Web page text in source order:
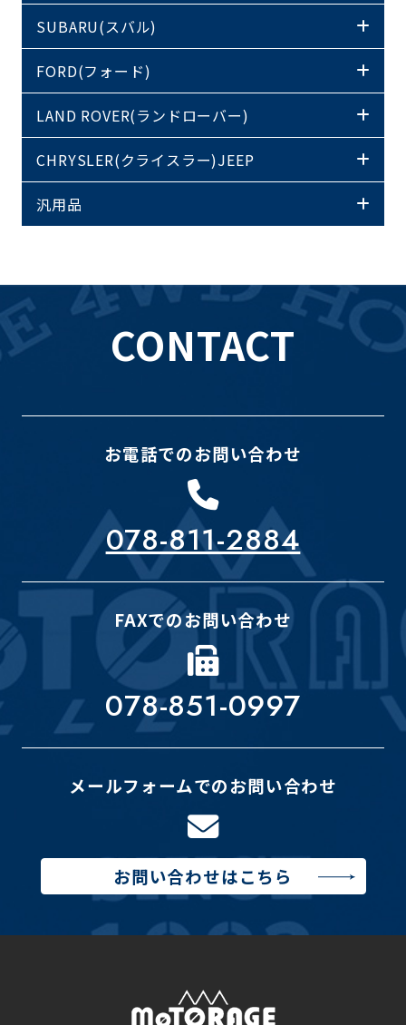
SUBARU(スバル)
FORD(フォード)
LAND ROVER(ランドローバー)
CHRYSLER(クライスラー)JEEP
汎用品
CONTACT
お電話でのお問い合わせ
078-811-2884
FAXでのお問い合わせ
078-851-0997
メールフォームでのお問い合わせ
お問い合わせはこちら